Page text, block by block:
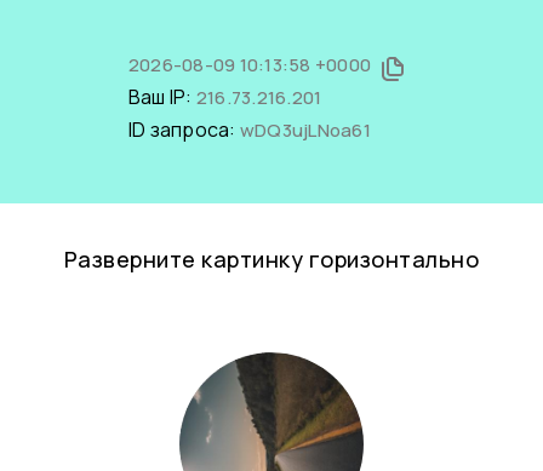
2026-08-09 10:13:58 +0000
Ваш IP: 216.73.216.201
ID запроса: wDQ3ujLNoa61
Разверните картинку горизонтально